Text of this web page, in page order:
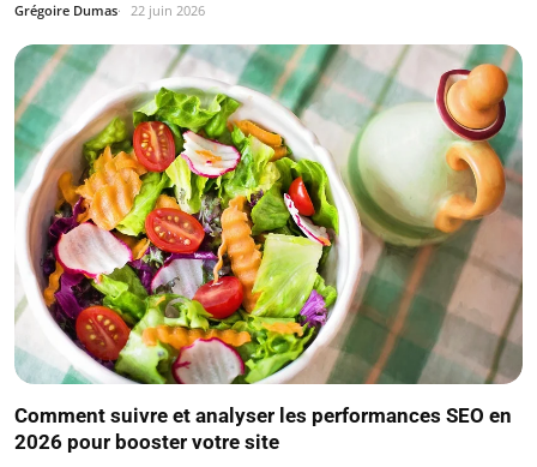
Grégoire Dumas 22 juin 2026
Comment suivre et analyser les performances SEO en
2026 pour booster votre site